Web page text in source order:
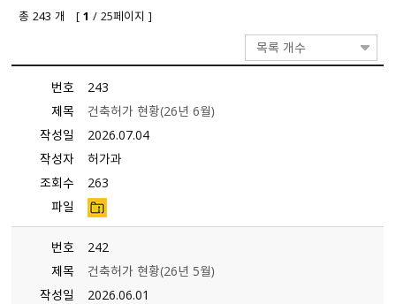
총 243 개 [1 / 25페이지 ]
목록 개수
번호
243
제목
건축허가 현황（26년 6월）
작성일
2026.07.04
작성자
허가과
조회수
263
파일
번호
242
제목
건축허가 현황（26년 5월）
작성일
2026.06.01